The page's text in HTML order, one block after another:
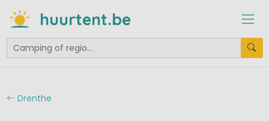
huurtent.be
Drenthe